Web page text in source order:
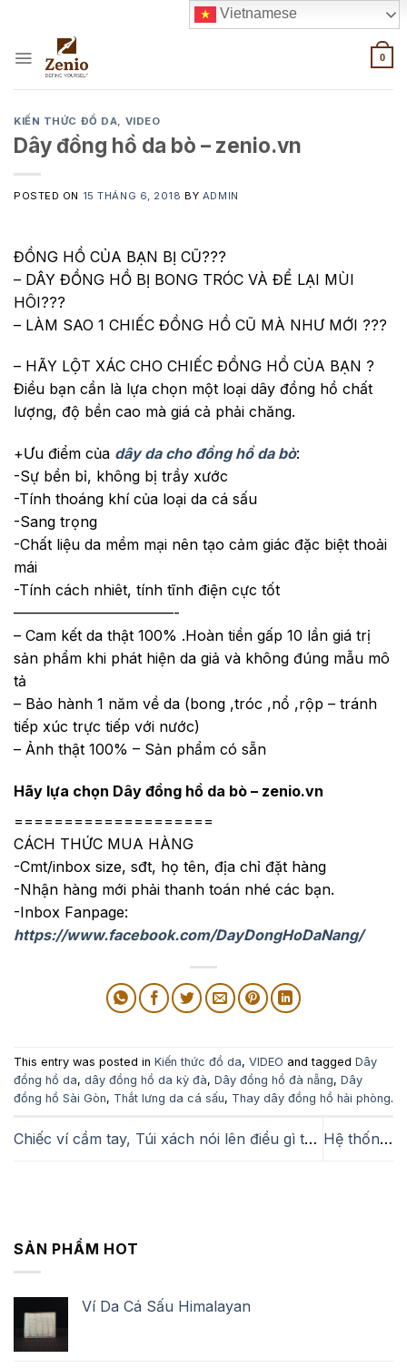
content
0
KIẾN THỨC ĐỒ DA, VIDEO
Dây đồng hồ da bò – zenio.vn
POSTED ON 15 THÁNG 6, 2018 BY ADMIN
ĐỒNG HỒ CỦA BẠN BỊ CŨ???
– DÂY ĐỒNG HỒ BỊ BONG TRÓC VÀ ĐỂ LẠI MÙI
HÔI???
– LÀM SAO 1 CHIẾC ĐỒNG HỒ CŨ MÀ NHƯ MỚI ???
– HÃY LỘT XÁC CHO CHIẾC ĐỒNG HỒ CỦA BẠN ?
Điều bạn cần là lựa chọn một loại dây đồng hồ chất
lượng, độ bền cao mà giá cả phải chăng.
+Ưu điểm của dây da cho đồng hồ da bò:
-Sự bền bỉ, không bị trầy xước
-Tính thoáng khí của loại da cá sấu
-Sang trọng
-Chất liệu da mềm mại nên tạo cảm giác đặc biệt thoải
mái
-Tính cách nhiêt, tính tĩnh điện cực tốt
———————————-
– Cam kết da thật 100% .Hoàn tiền gấp 10 lần giá trị
sản phẩm khi phát hiện da giả và không đúng mẫu mô
tả
– Bảo hành 1 năm về da (bong ,tróc ,nổ ,rộp – tránh
tiếp xúc trực tiếp với nước)
– Ảnh thật 100% – Sản phẩm có sẵn
Hãy lựa chọn Dây đồng hồ da bò – zenio.vn
====================
CÁCH THỨC MUA HÀNG
-Cmt/inbox size, sđt, họ tên, địa chỉ đặt hàng
-Nhận hàng mới phải thanh toán nhé các bạn.
-Inbox Fanpage:
https://www.facebook.com/DayDongHoDaNang/
This entry was posted in Kiến thức đồ da, VIDEO and tagged Dây
đồng hồ da, dây đồng hồ da kỳ đà, Dây đồng hồ đà nẵng, Dây
đồng hồ Sài Gòn, Thắt lưng da cá sấu, Thay dây đồng hồ hải phòng.
Chiếc ví cầm tay, Túi xách nói lên điều gì từ bạn? Hệ thống phân phối và điểm bán hàng Zenio – Define Yourself
SẢN PHẨM HOT
Ví Da Cá Sấu Himalayan
Vietnamese